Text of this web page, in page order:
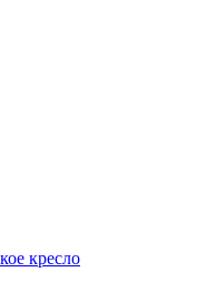
кресло